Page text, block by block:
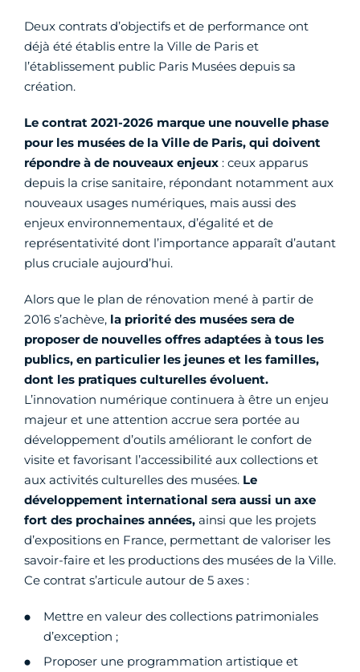
Deux contrats d’objectifs et de performance ont
déjà été établis entre la Ville de Paris et
l’établissement public Paris Musées depuis sa
création.
Le contrat 2021-2026 marque une nouvelle phase
pour les musées de la Ville de Paris, qui doivent
répondre à de nouveaux enjeux : ceux apparus
depuis la crise sanitaire, répondant notamment aux
nouveaux usages numériques, mais aussi des
enjeux environnementaux, d’égalité et de
représentativité dont l’importance apparaît d’autant
plus cruciale aujourd’hui.
Alors que le plan de rénovation mené à partir de
2016 s’achève, la priorité des musées sera de
proposer de nouvelles offres adaptées à tous les
publics, en particulier les jeunes et les familles,
dont les pratiques culturelles évoluent.
L’innovation numérique continuera à être un enjeu
majeur et une attention accrue sera portée au
développement d’outils améliorant le confort de
visite et favorisant l’accessibilité aux collections et
aux activités culturelles des musées. Le
développement international sera aussi un axe
fort des prochaines années, ainsi que les projets
d’expositions en France, permettant de valoriser les
savoir-faire et les productions des musées de la Ville.
Ce contrat s’articule autour de 5 axes :
Mettre en valeur des collections patrimoniales
d’exception ;
Proposer une programmation artistique et